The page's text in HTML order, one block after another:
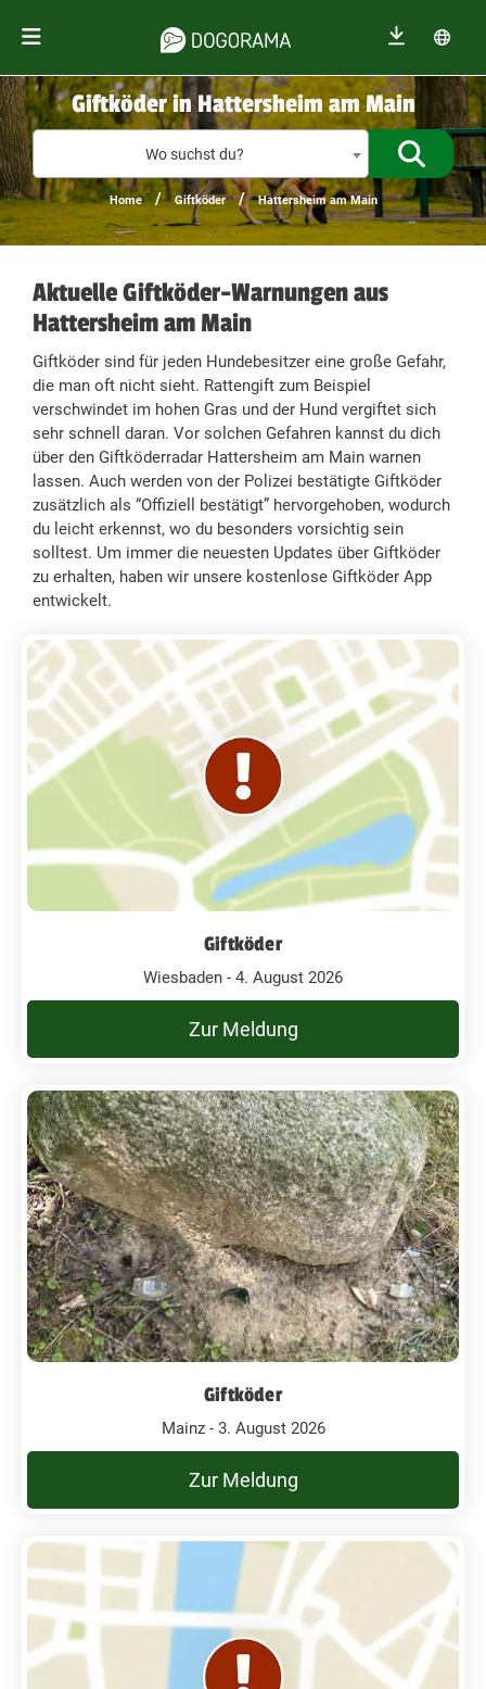
Giftköder in Hattersheim am Main
Wo suchst du?
Home / Giftköder / Hattersheim am Main
Aktuelle Giftköder-Warnungen aus
Hattersheim am Main
Giftköder sind für jeden Hundebesitzer eine große Gefahr,
die man oft nicht sieht. Rattengift zum Beispiel
verschwindet im hohen Gras und der Hund vergiftet sich
sehr schnell daran. Vor solchen Gefahren kannst du dich
über den Giftköderradar Hattersheim am Main warnen
lassen. Auch werden von der Polizei bestätigte Giftköder
zusätzlich als “Offiziell bestätigt” hervorgehoben, wodurch
du leicht erkennst, wo du besonders vorsichtig sein
solltest. Um immer die neuesten Updates über Giftköder
zu erhalten, haben wir unsere kostenlose Giftköder App
entwickelt.
Giftköder
Wiesbaden - 4. August 2026
Zur Meldung
Giftköder
Mainz - 3. August 2026
Zur Meldung